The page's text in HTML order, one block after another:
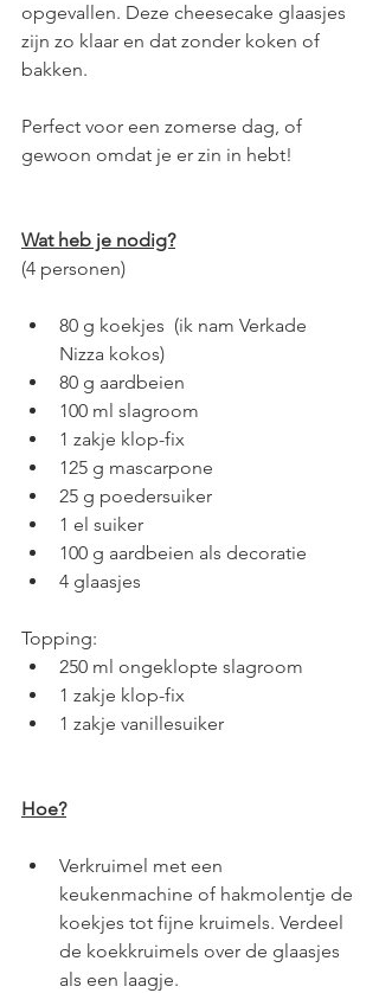
opgevallen. Deze cheesecake glaasjes
zijn zo klaar en dat zonder koken of
bakken.
Perfect voor een zomerse dag, of
gewoon omdat je er zin in hebt!
Wat heb je nodig?
(4 personen)
80 g koekjes  (ik nam Verkade
Nizza kokos)
80 g aardbeien
100 ml slagroom
1 zakje klop-fix
125 g mascarpone
25 g poedersuiker
1 el suiker
100 g aardbeien als decoratie
4 glaasjes
Topping:
250 ml ongeklopte slagroom
1 zakje klop-fix
1 zakje vanillesuiker
Hoe?
Verkruimel met een
keukenmachine of hakmolentje de
koekjes tot fijne kruimels. Verdeel
de koekkruimels over de glaasjes
als een laagje.